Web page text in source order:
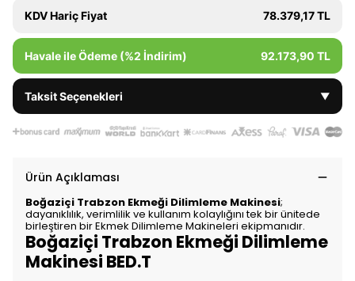
KDV Hariç Fiyat 78.379,17 TL
Havale ile Ödeme (%2 İndirim) 92.173,90 TL
Taksit Seçenekleri ▼
Ürün Açıklaması
Boğaziçi Trabzon Ekmeği Dilimleme Makinesi;
dayanıklılık, verimlilik ve kullanım kolaylığını tek bir ünitede
birleştiren bir Ekmek Dilimleme Makineleri ekipmanıdır.
Boğaziçi Trabzon Ekmeği Dilimleme
Makinesi BED.T